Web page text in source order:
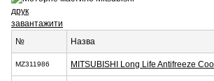
друк
завантажити
№
Назва
MZ311986 MITSUBISHI Long Life Antifreeze